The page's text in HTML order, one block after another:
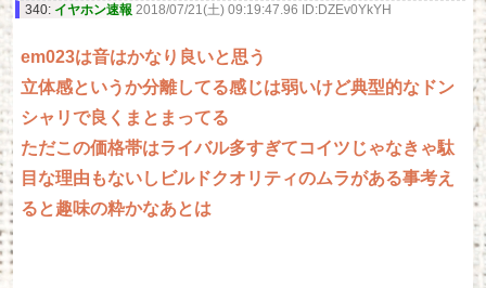
340: イヤホン速報 2018/07/21(土) 09:19:47.96 ID:DZEv0YkYH
em023は音はかなり良いと思う
立体感というか分離してる感じは弱いけど典型的なドン
シャリで良くまとまってる
ただこの価格帯はライバル多すぎてコイツじゃなきゃ駄
目な理由もないしビルドクオリティのムラがある事考え
ると趣味の粋かなあとは